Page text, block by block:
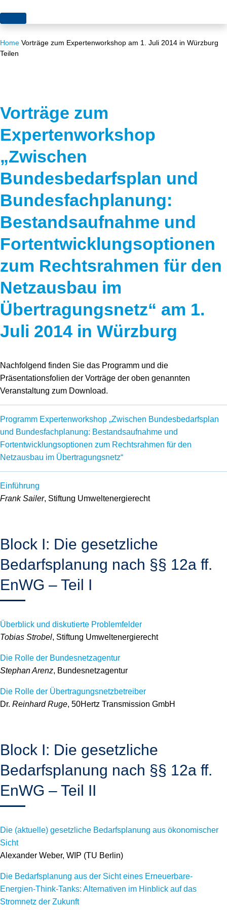
Themen
Akzeptanz
Genehmigungen
Grundsatzfragen
Märkte
Netze
Sektorenkopplung
Wasserstoff
Projekte
Blog
Karriere
Über uns
Stiftungsporträt
Team
Infomaterial
Schriften zum Umweltenergierecht
Home Vorträge zum Expertenworkshop am 1. Juli 2014 in Würzburg
Teilen
Vorträge zum
Expertenworkshop
„Zwischen
Bundesbedarfsplan und
Bundesfachplanung:
Bestandsaufnahme und
Fortentwicklungsoptionen
zum Rechtsrahmen für den
Netzausbau im
Übertragungsnetz“ am 1.
Juli 2014 in Würzburg
Nachfolgend finden Sie das Programm und die
Präsentationsfolien der Vorträge der oben genannten
Veranstaltung zum Download.
Programm Expertenworkshop „Zwischen Bundesbedarfsplan
und Bundesfachplanung: Bestandsaufnahme und
Fortentwicklungsoptionen zum Rechtsrahmen für den
Netzausbau im Übertragungsnetz“
Einführung
Frank Sailer, Stiftung Umweltenergierecht
Block I: Die gesetzliche
Bedarfsplanung nach §§ 12a ff.
EnWG – Teil I
Überblick und diskutierte Problemfelder
Tobias Strobel, Stiftung Umweltenergierecht
Die Rolle der Bundesnetzagentur
Stephan Arenz, Bundesnetzagentur
Die Rolle der Übertragungsnetzbetreiber
Dr. Reinhard Ruge, 50Hertz Transmission GmbH
Block I: Die gesetzliche
Bedarfsplanung nach §§ 12a ff.
EnWG – Teil II
Die (aktuelle) gesetzliche Bedarfsplanung aus ökonomischer
Sicht
Alexander Weber, WIP (TU Berlin)
Die Bedarfsplanung aus der Sicht eines Erneuerbare-
Energien-Think-Tanks: Alternativen im Hinblick auf das
Stromnetz der Zukunft